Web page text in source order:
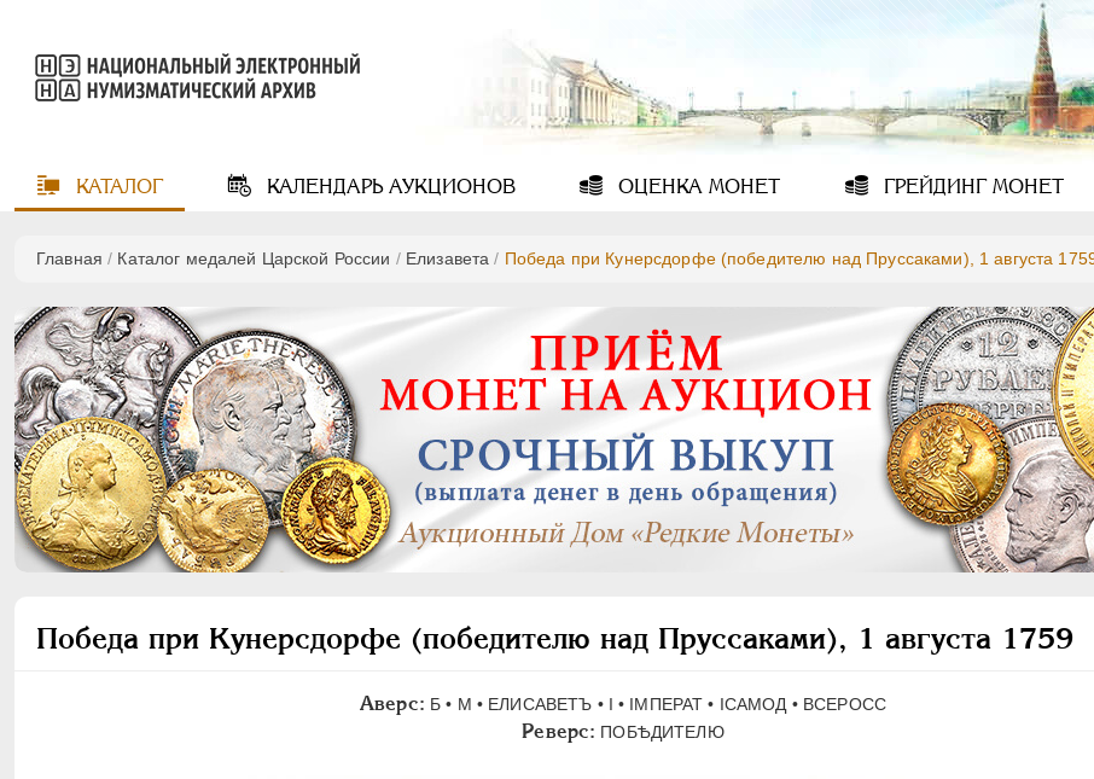
КАТАЛОГ КАЛЕНДАРЬАУКЦИОНОВ ОЦЕНКА МОНЕТ ГРЕЙДИНГМОНЕТ
Главная / Каталог медалей Царской России / Елизавета / Победа при Кунерсдорфе (победителю над Пруссаками), 1 августа
Победа при Кунерсдорфе (победителю над Пруссаками), 1 августа 1759
Аверс: Б • M • ЕЛИСАВЕТЪ • I • IМПЕРАТ • IСАМОД • ВСЕРОСС
Реверс: ПОБѢДИТЕЛЮ